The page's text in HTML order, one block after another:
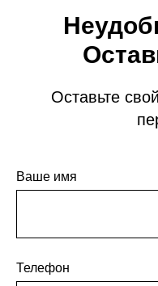
Оставьте
Ваше имя
Телефон